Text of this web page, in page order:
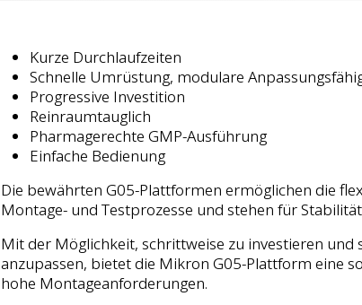
Kurze Durchlaufzeiten
Schnelle Umrüstung, modulare
Progressive Investition
Reinraumtauglich
Pharmagerechte GMP-Ausführung
Einfache Bedienung
Die bewährten G05-Plattformen ermöglichen die
Montage- und Testprozesse und stehen für
Mit der Möglichkeit, schrittweise zu investieren und
anzupassen, bietet die Mikron G05-Plattform eine
hohe Montageanforderungen.